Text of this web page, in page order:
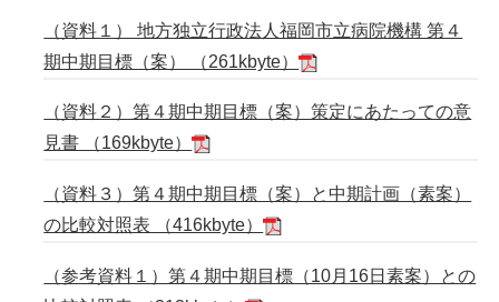
（資料１） 地方独立行政法人福岡市立病院機構 第４
期中期目標（案） （261kbyte）
（資料２）第４期中期目標（案）策定にあたっての意
見書 （169kbyte）
（資料３）第４期中期目標（案）と中期計画（素案）
の比較対照表 （416kbyte）
（参考資料１）第４期中期目標（10月16日素案）との